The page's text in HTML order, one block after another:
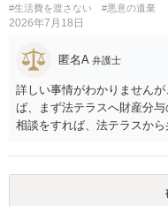
#生活費を渡さない
#悪意の遺棄
2026年7月18日
匿名A 弁護士
詳しい事情がわかりません
ば、まず法テラスへ財産分
相談をすれば、法テラスか
す。